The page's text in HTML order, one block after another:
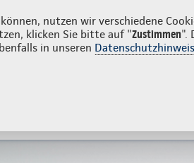
nutzen wir verschiedene
klicken Sie bitte auf "Zustimmen".
in unseren
Firmenkunden